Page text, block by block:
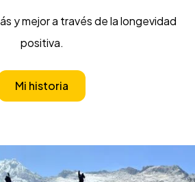
y mejor a través de la longevidad
positiva.
Mi historia